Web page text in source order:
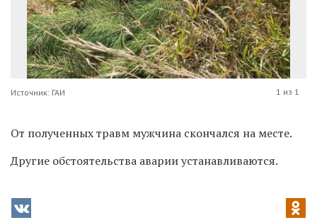
Источник: ГАИ 1 из 1
От полученных травм мужчина скончался на месте.
Другие обстоятельства аварии устанавливаются.